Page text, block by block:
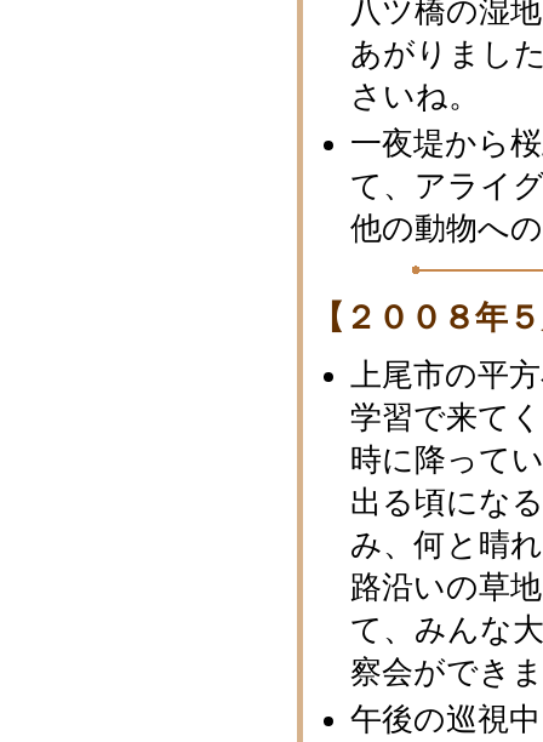
八ツ橋の湿
あがりまし
さいね。
一夜堤から
て、アライ
他の動物へ
【２００８年
上尾市の平
学習で来て
時に降って
出る頃にな
み、何と晴
路沿いの草
て、みんな
察会ができ
午後の巡視